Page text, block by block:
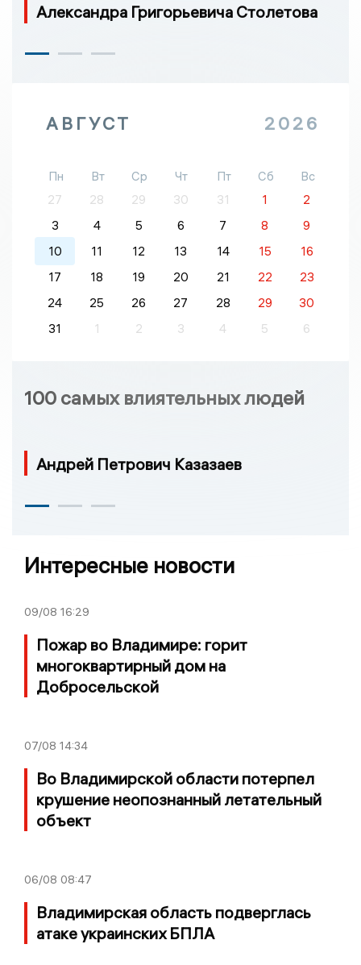
Александра Григорьевича Столетова
АВГУСТ 2026
Пн Вт Ср Чт Пт Сб
Вс
27
28 29 30 31 1
2
3
4 5 6 7 8
9
10
11 12 13 14 15
16
17
18 19 20 21 22
23
24
25 26 27 28 29
30
31
1 2 3 4 5 6
100 самых влиятельных людей
Андрей Петрович Казазаев
Интересные новости
09/08 16:29
Пожар во Владимире: горит
многоквартирный дом на
Добросельской
07/08 14:34
Во Владимирской области потерпел
крушение неопознанный летательный
объект
06/08 08:47
Владимирская область подверглась
атаке украинских БПЛА